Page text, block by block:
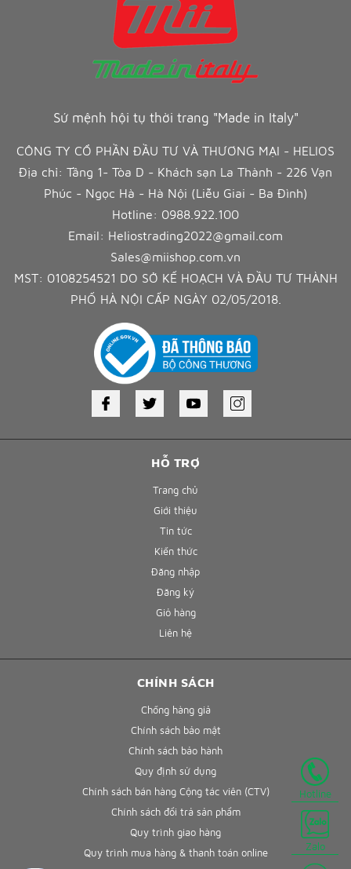
Hotline
Zalo
HỖ TRỢ
Trang chủ
Giới thiệu
Tin tức
Kiến thức
Đăng nhập
Đăng ký
Giỏ hàng
Liên hệ
Sứ mệnh hội tụ thời trang "Made in Italy"
CÔNG TY CỔ PHẦN ĐẦU TƯ VÀ THƯƠNG MẠI - HELIOS
Địa chỉ: Tầng 1- Tòa D - Khách sạn La Thành - 226 Vạn
Phúc - Ngọc Hà - Hà Nội (Liễu Giai - Ba Đình)
Hotline: 0988.922.100
Email: Heliostrading2022@gmail.com
Sales@miishop.com.vn
MST: 0108254521 DO SỞ KẾ HOẠCH VÀ ĐẦU TƯ THÀNH
PHỐ HÀ NỘI CẤP NGÀY 02/05/2018.
CHÍNH SÁCH
Chống hàng giả
Chính sách bảo mật
Chính sách bảo hành
Quy định sử dụng
Chính sách bán hàng Cộng tác viên (CTV)
Chính sách đổi trả sản phẩm
Quy trình giao hàng
Quy trình mua hàng & thanh toán online